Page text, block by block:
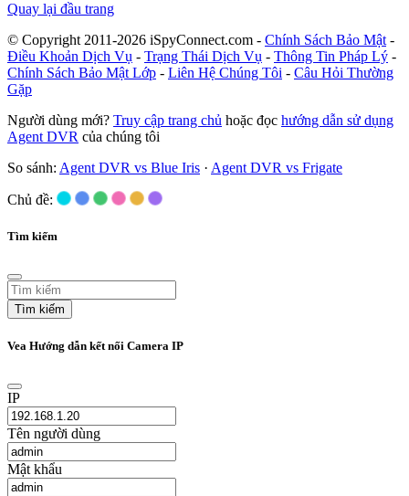
Quay lại đầu trang
© Copyright 2011-2026 iSpyConnect.com - Chính Sách Bảo Mật -
Điều Khoản Dịch Vụ - Trạng Thái Dịch Vụ - Thông Tin Pháp Lý -
Chính Sách Bảo Mật Lớp - Liên Hệ Chúng Tôi - Câu Hỏi Thường
Gặp
Người dùng mới? Truy cập trang chủ hoặc đọc hướng dẫn sử dụng
Agent DVR của chúng tôi
So sánh: Agent DVR vs Blue Iris · Agent DVR vs Frigate
Chủ đề:
Tìm kiếm
Tìm kiếm
Vea Hướng dẫn kết nối Camera IP
IP
Tên người dùng
Mật khẩu